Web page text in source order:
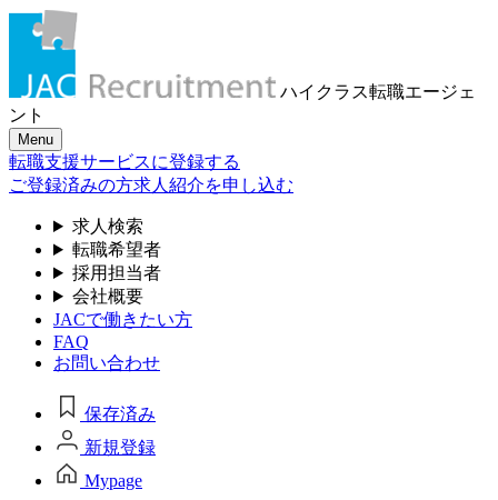
ハイクラス転職エージェ
ント
Menu
転職支援サービスに登録する
ご登録済みの方求人紹介を申し込む
求人検索
転職希望者
採用担当者
会社概要
JACで働きたい方
FAQ
お問い合わせ
保存済み
新規登録
Mypage